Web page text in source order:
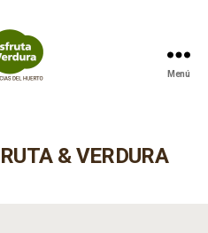
Menú
& VERDURA